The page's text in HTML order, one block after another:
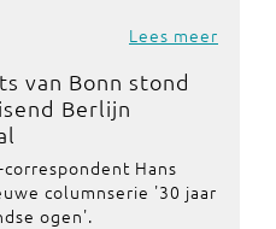
Lees meer
van Bonn stond
Berlijn
Hans
columnserie '30 jaar
ogen'.